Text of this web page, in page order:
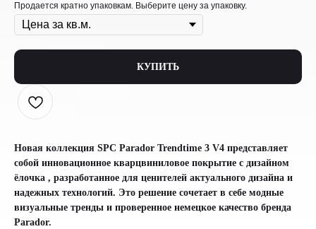
Продается кратно упаковкам. Выберите цену за упаковку.
КУПИТЬ
Новая коллекция SPC Parador Trendtime 3 V4 представляет
собой инновационное кварцвиниловое покрытие с дизайном
ёлочка , разработанное для ценителей актуального дизайна и
надежных технологий. Это решение сочетает в себе модные
визуальные тренды и проверенное немецкое качество бренда
Parador.